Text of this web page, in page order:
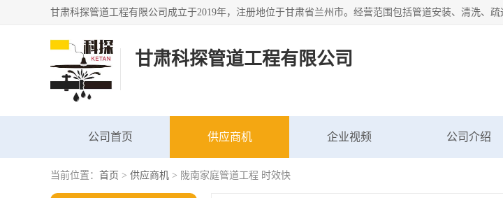
甘肃科探管道工程有限公司
公司首页 供应商机 企业视频 公司介绍
当前位置： 首页 > 供应商机 > 陇南家庭管道工程 时效快